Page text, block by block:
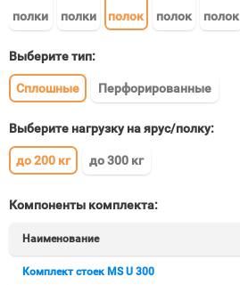
полки
полки
полок
полок
полок
Выберите тип:
Сплошные Перфорированные
Выберите нагрузку на ярус/полку:
до 200 кг до 300 кг
Компоненты комплекта:
Наименование
Комплект стоек MS U 300